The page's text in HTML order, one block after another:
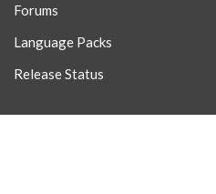
Forums
Language Packs
Release Status